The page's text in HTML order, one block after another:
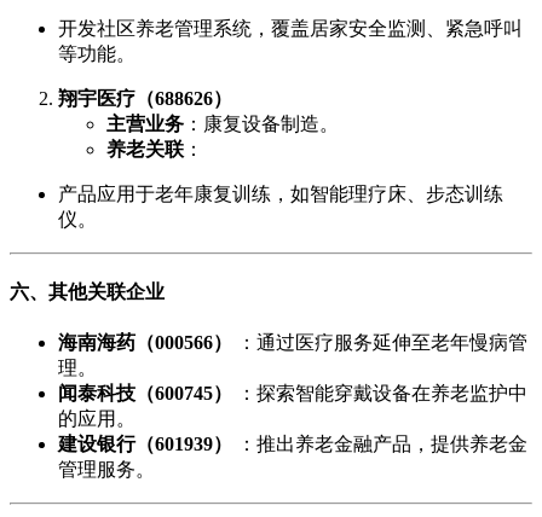
开发社区养老管理系统，覆盖居家安全监测、紧急呼叫
等功能。
翔宇医疗（688626）
主营业务 ：康复设备制造。
养老关联 ：
产品应用于老年康复训练，如智能理疗床、步态训练
仪。
六、其他关联企业
海南海药（000566）
：通过医疗服务延伸至老年慢病管
理。
闻泰科技（600745）
：探索智能穿戴设备在养老监护中
的应用。
建设银行（601939）
：推出养老金融产品，提供养老金
管理服务。